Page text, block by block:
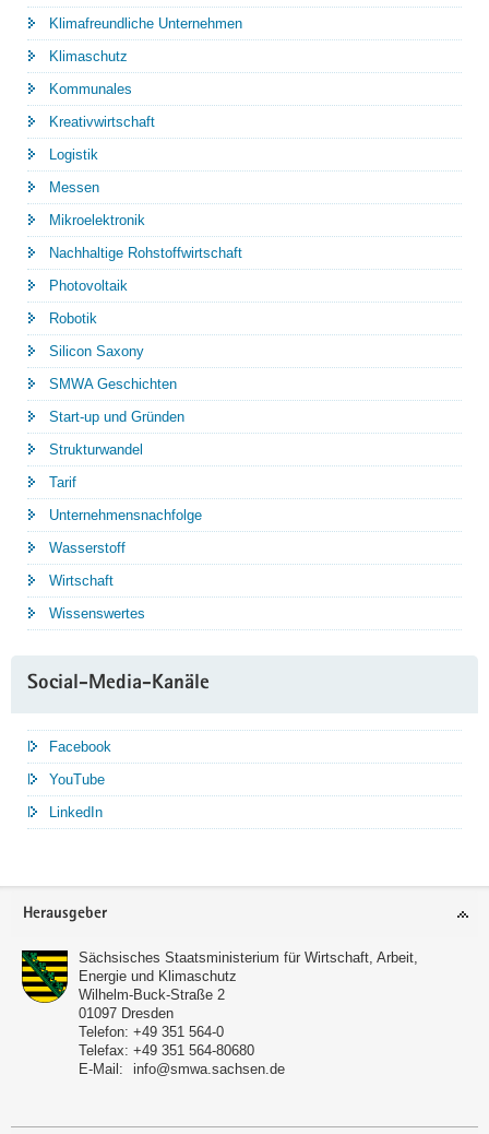
Klimafreundliche Unternehmen
Klimaschutz
Kommunales
Kreativwirtschaft
Logistik
Messen
Mikroelektronik
Nachhaltige Rohstoffwirtschaft
Photovoltaik
Robotik
Silicon Saxony
SMWA Geschichten
Start-up und Gründen
Strukturwandel
Tarif
Unternehmensnachfolge
Wasserstoff
Wirtschaft
Wissenswertes
Social-Media-Kanäle
Facebook
YouTube
LinkedIn
Service
Herausgeber
Sächsisches Staatsministerium für Wirtschaft, Arbeit,
Energie und Klimaschutz
Wilhelm-Buck-Straße 2
01097 Dresden
Telefon: +49 351 564-0
Telefax: +49 351 564-80680
E-Mail:
info@smwa.sachsen.de